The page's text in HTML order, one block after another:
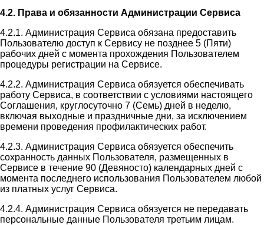
4.2. Права и обязанности Администрации Сервиса
4.2.1. Администрация Сервиса обязана предоставить
Пользователю доступ к Сервису не позднее 5 (Пяти)
рабочих дней с момента прохождения Пользователем
процедуры регистрации на Сервисе.
4.2.2. Администрация Сервиса обязуется обеспечивать
работу Сервиса, в соответствии с условиями настоящего
Соглашения, круглосуточно 7 (Семь) дней в неделю,
включая выходные и праздничные дни, за исключением
времени проведения профилактических работ.
4.2.3. Администрация Сервиса обязуется обеспечить
сохранность данных Пользователя, размещенных в
Сервисе в течение 90 (Девяносто) календарных дней с
момента последнего использования Пользователем любой
из платных услуг Сервиса.
4.2.4. Администрация Сервиса обязуется не передавать
персональные данные Пользователя третьим лицам.